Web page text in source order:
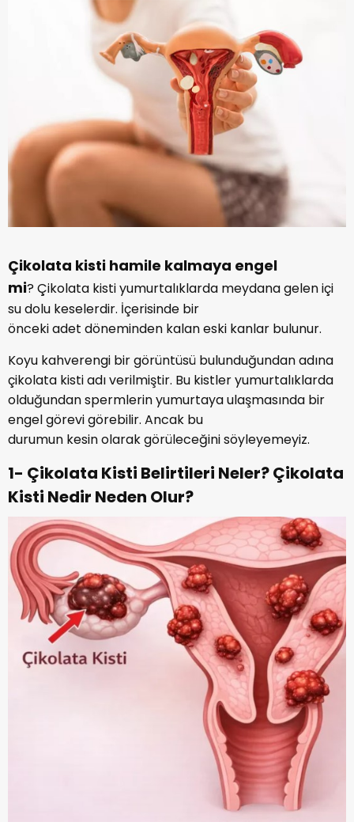
Çikolata kisti hamile kalmaya engel
mi? Çikolata kisti yumurtalıklarda meydana gelen içi
su dolu keselerdir. İçerisinde bir
önceki adet döneminden kalan eski kanlar bulunur.
Koyu kahverengi bir görüntüsü bulunduğundan adına
çikolata kisti adı verilmiştir. Bu kistler yumurtalıklarda
olduğundan spermlerin yumurtaya ulaşmasında bir
engel görevi görebilir. Ancak bu
durumun kesin olarak görüleceğini söyleyemeyiz.
1- Çikolata Kisti Belirtileri Neler? Çikolata
Kisti Nedir Neden Olur?